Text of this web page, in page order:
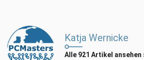
Katja Wernicke
Alle 921 Artikel ansehen